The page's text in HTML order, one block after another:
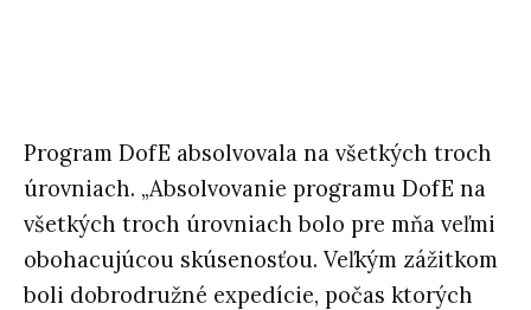
Program DofE absolvovala na všetkých troch
úrovniach. „Absolvovanie programu DofE na
všetkých troch úrovniach bolo pre mňa veľmi
obohacujúcou skúsenosťou. Veľkým zážitkom
boli dobrodružné expedície, počas ktorých